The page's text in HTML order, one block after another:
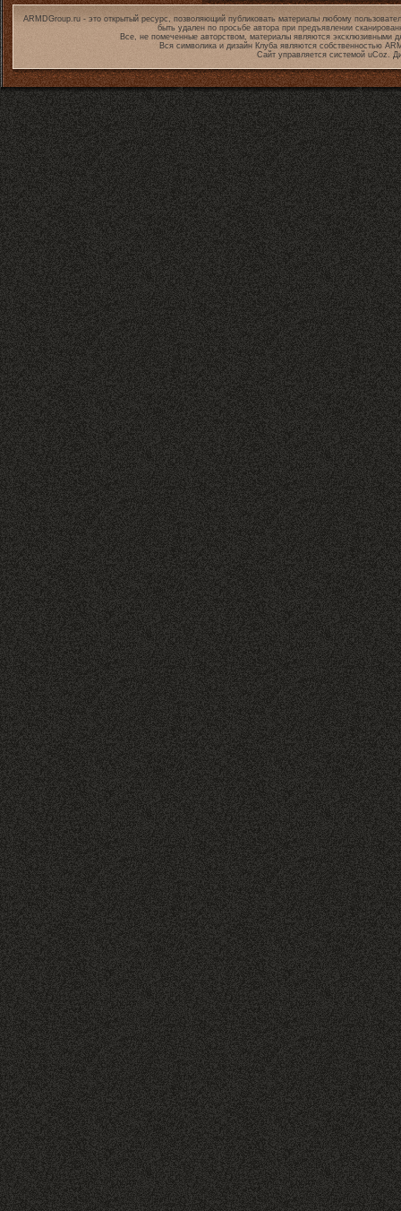
ARMDGroup.ru - это открытый ресурс, позволяющий публиковать материалы любому
быть удален по просьбе автора при предъявлении
Все, не помеченные авторством, материалы являются эксклюзивными
Вся символика и дизайн Клуба являются собственностью
Сайт управляется системой uCoz.